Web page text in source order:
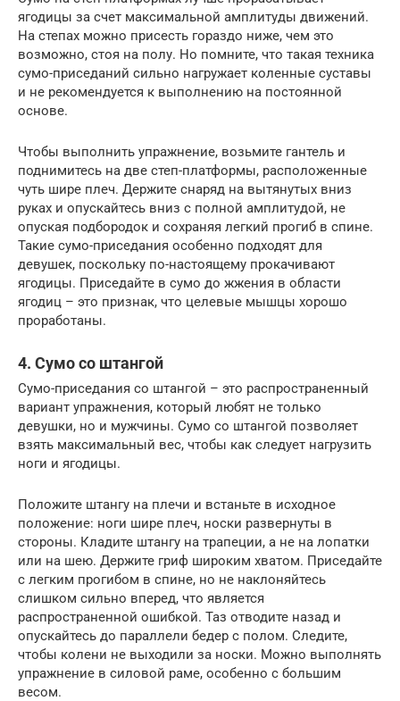
ягодицы за счет максимальной амплитуды движений.
На степах можно присесть гораздо ниже, чем это
возможно, стоя на полу. Но помните, что такая техника
сумо-приседаний сильно нагружает коленные суставы
и не рекомендуется к выполнению на постоянной
основе.
Чтобы выполнить упражнение, возьмите гантель и
поднимитесь на две степ-платформы, расположенные
чуть шире плеч. Держите снаряд на вытянутых вниз
руках и опускайтесь вниз с полной амплитудой, не
опуская подбородок и сохраняя легкий прогиб в спине.
Такие сумо-приседания особенно подходят для
девушек, поскольку по-настоящему прокачивают
ягодицы. Приседайте в сумо до жжения в области
ягодиц – это признак, что целевые мышцы хорошо
проработаны.
4. Сумо со штангой
Сумо-приседания со штангой – это распространенный
вариант упражнения, который любят не только
девушки, но и мужчины. Сумо со штангой позволяет
взять максимальный вес, чтобы как следует нагрузить
ноги и ягодицы.
Положите штангу на плечи и встаньте в исходное
положение: ноги шире плеч, носки развернуты в
стороны. Кладите штангу на трапеции, а не на лопатки
или на шею. Держите гриф широким хватом. Приседайте
с легким прогибом в спине, но не наклоняйтесь
слишком сильно вперед, что является
распространенной ошибкой. Таз отводите назад и
опускайтесь до параллели бедер с полом. Следите,
чтобы колени не выходили за носки. Можно выполнять
упражнение в силовой раме, особенно с большим
весом.